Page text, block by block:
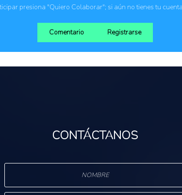
presiona "Quiero Colaborar"; si aún no tienes tu
Comentario Registrarse
CONTÁCTANOS